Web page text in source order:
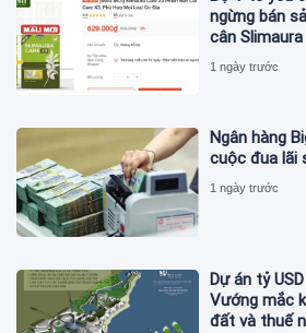
ngừng bán
cân
1 ngày trước
Ngân hàng
cuộc đua lãi
1 ngày trước
Dự án tỷ
Vướng mắc
đất và thuế